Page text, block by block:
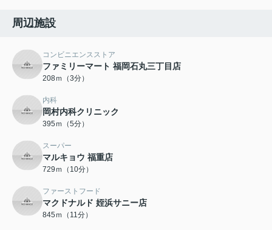
周辺施設
コンビニエンスストア
ファミリーマート 福岡石丸三丁目店
208ｍ（3分）
内科
岡村内科クリニック
395ｍ（5分）
スーパー
マルキョウ 福重店
729ｍ（10分）
ファーストフード
マクドナルド 姪浜サニー店
845ｍ（11分）